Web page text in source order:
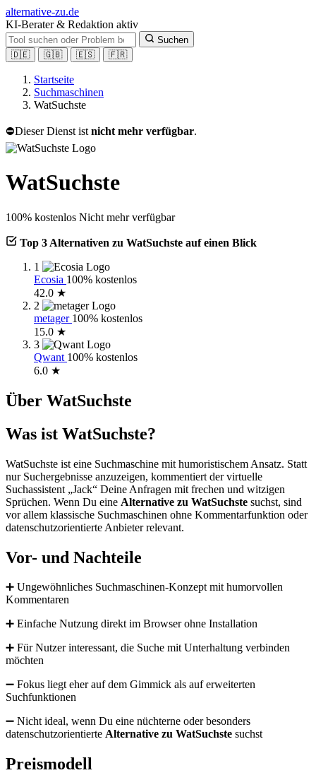
alternative-zu.de
KI-Berater & Redaktion aktiv
Suchen
🇩🇪
🇬🇧 🇪🇸 🇫🇷
Startseite
Suchmaschinen
WatSuchste
⛔Dieser Dienst ist nicht mehr verfügbar.
WatSuchste
100% kostenlos Nicht mehr verfügbar
Top 3 Alternativen zu WatSuchste auf einen Blick
1
Ecosia 100% kostenlos
42.0 ★
2
metager 100% kostenlos
15.0 ★
3
Qwant 100% kostenlos
6.0 ★
Über WatSuchste
Was ist WatSuchste?
WatSuchste ist eine Suchmaschine mit humoristischem Ansatz. Statt
nur Suchergebnisse anzuzeigen, kommentiert der virtuelle
Suchassistent „Jack“ Deine Anfragen mit frechen und witzigen
Sprüchen. Wenn Du eine Alternative zu WatSuchste suchst, sind
vor allem klassische Suchmaschinen ohne Kommentarfunktion oder
datenschutzorientierte Anbieter relevant.
Vor- und Nachteile
➕ Ungewöhnliches Suchmaschinen-Konzept mit humorvollen
Kommentaren
➕ Einfache Nutzung direkt im Browser ohne Installation
➕ Für Nutzer interessant, die Suche mit Unterhaltung verbinden
möchten
➖ Fokus liegt eher auf dem Gimmick als auf erweiterten
Suchfunktionen
➖ Nicht ideal, wenn Du eine nüchterne oder besonders
datenschutzorientierte Alternative zu WatSuchste suchst
Preismodell